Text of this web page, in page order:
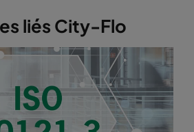
liés City-Flo